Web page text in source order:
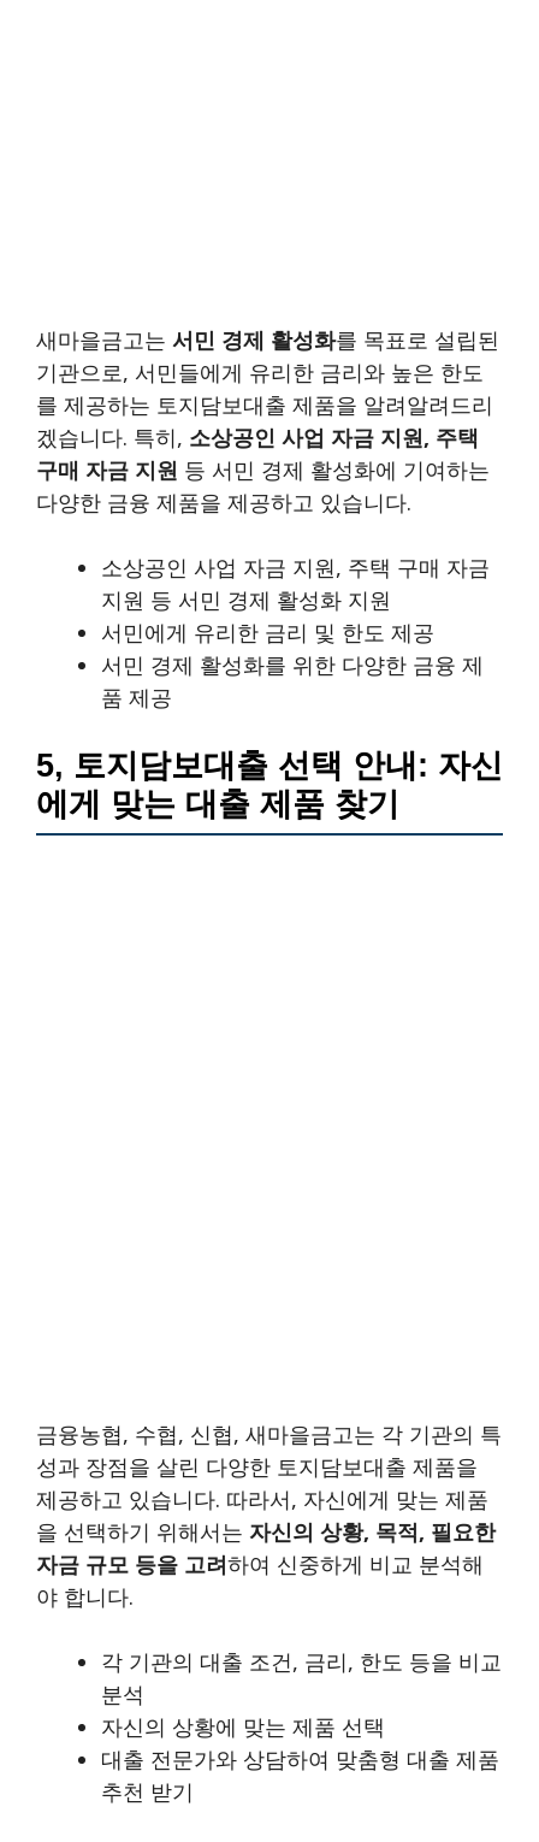
새마을금고는 서민 경제 활성화를 목표로 설립된
기관으로, 서민들에게 유리한 금리와 높은 한도
를 제공하는 토지담보대출 제품을 알려알려드리
겠습니다. 특히, 소상공인 사업 자금 지원, 주택
구매 자금 지원 등 서민 경제 활성화에 기여하는
다양한 금융 제품을 제공하고 있습니다.
소상공인 사업 자금 지원, 주택 구매 자금
지원 등 서민 경제 활성화 지원
서민에게 유리한 금리 및 한도 제공
서민 경제 활성화를 위한 다양한 금융 제
품 제공
5, 토지담보대출 선택 안내: 자신
에게 맞는 대출 제품 찾기
금융농협, 수협, 신협, 새마을금고는 각 기관의 특
성과 장점을 살린 다양한 토지담보대출 제품을
제공하고 있습니다. 따라서, 자신에게 맞는 제품
을 선택하기 위해서는 자신의 상황, 목적, 필요한
자금 규모 등을 고려하여 신중하게 비교 분석해
야 합니다.
각 기관의 대출 조건, 금리, 한도 등을 비교
분석
자신의 상황에 맞는 제품 선택
대출 전문가와 상담하여 맞춤형 대출 제품
추천 받기